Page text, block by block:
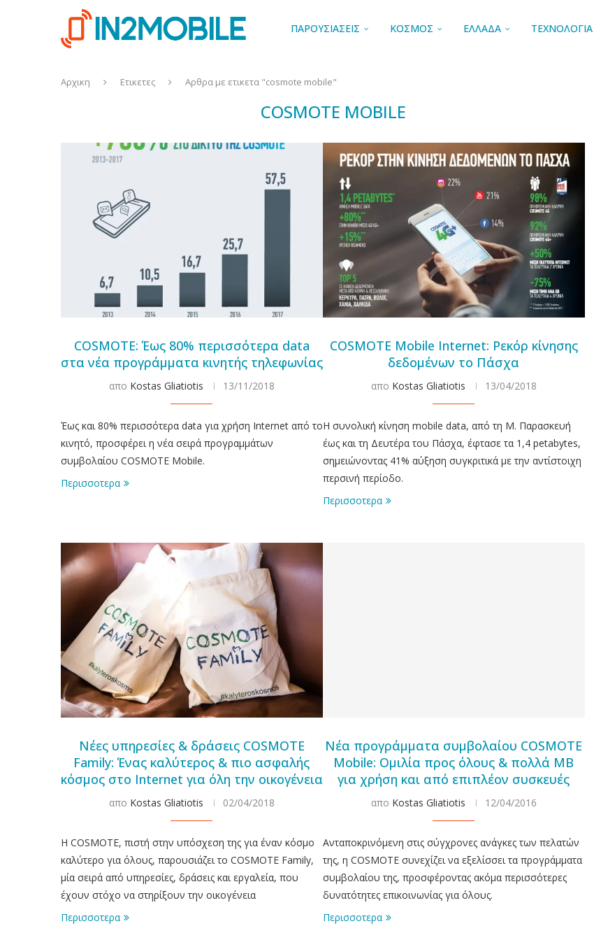
ΠΑΡΟΥΣΙΑΣΕΙΣ ΚΟΣΜΟΣ ΕΛΛΑΔΑ ΤΕΧΝΟΛΟΓΙΑ
Αρχικη Ετικετες Αρθρα με ετικετα "cosmote mobile"
COSMOTE MOBILE
COSMOTE: Έως 80% περισσότερα data
στα νέα προγράμματα κινητής τηλεφωνίας
απο Kostas Gliatiotis 13/11/2018
Έως και 80% περισσότερα data για χρήση Internet από το
κινητό, προσφέρει η νέα σειρά προγραμμάτων
συμβολαίου COSMOTE Mobile.
Περισσοτερα
COSMOTE Mobile Internet: Ρεκόρ κίνησης
δεδομένων το Πάσχα
απο Kostas Gliatiotis 13/04/2018
Η συνολική κίνηση mobile data, από τη Μ. Παρασκευή
έως και τη Δευτέρα του Πάσχα, έφτασε τα 1,4 petabytes,
σημειώνοντας 41% αύξηση συγκριτικά με την αντίστοιχη
περσινή περίοδο.
Περισσοτερα
Νέες υπηρεσίες & δράσεις COSMOTE
Family: Ένας καλύτερος & πιο ασφαλής
κόσμος στο Internet για όλη την οικογένεια
απο Kostas Gliatiotis 02/04/2018
Η COSMOTE, πιστή στην υπόσχεση της για έναν κόσμο
καλύτερο για όλους, παρουσιάζει το COSMOTE Family,
μία σειρά από υπηρεσίες, δράσεις και εργαλεία, που
έχουν στόχο να στηρίξουν την οικογένεια
Περισσοτερα
Νέα προγράμματα συμβολαίου COSMOTE
Mobile: Ομιλία προς όλους & πολλά MB
για χρήση και από επιπλέον συσκευές
απο Kostas Gliatiotis 12/04/2016
Ανταποκρινόμενη στις σύγχρονες ανάγκες των πελατών
της, η COSMOTE συνεχίζει να εξελίσσει τα προγράμματα
συμβολαίου της, προσφέροντας ακόμα περισσότερες
δυνατότητες επικοινωνίας για όλους.
Περισσοτερα